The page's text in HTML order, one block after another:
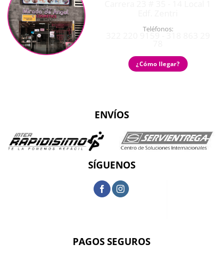
Teléfonos:
¿Cómo llegar?
ENVÍOS
SÍGUENOS
PAGOS SEGUROS